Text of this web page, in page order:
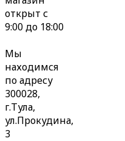
открыт с
9:00 до 18:00
Мы
находимся
по адресу
300028,
г.Тула,
ул.Прокудина,
3